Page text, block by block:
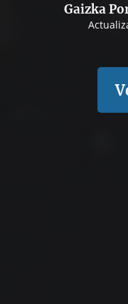
Gaizka